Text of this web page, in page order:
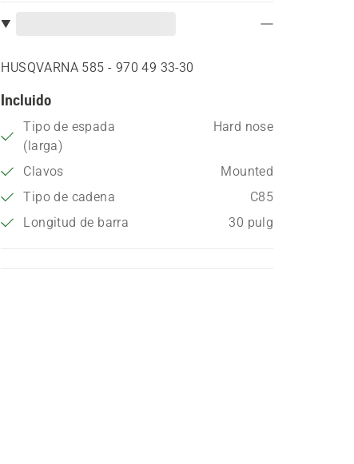
HUSQVARNA 585 - 970 49 33‑30
Incluido
Tipo de espada
(larga)
Hard nose
Clavos
Mounted
Tipo de cadena
C85
Longitud de barra
30 pulg